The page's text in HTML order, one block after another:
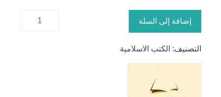
كمية سر
إضافة إلى السلة
التصنيف: الكتب الاسلامية